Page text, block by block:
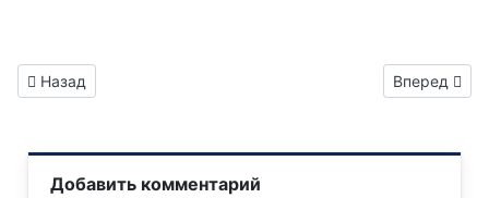
Предыдущий: Газета "Горловка.Сегодня" выпуск №393
Назад Следующий:
Вперед
Добавить комментарий